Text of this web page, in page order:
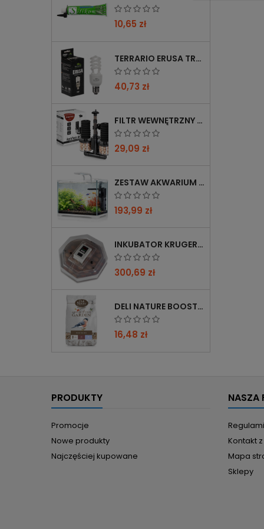
10,65 zł
TERRARIO ERUSA TROPICAL UVB 5.0 ŻARÓWKA SPIRALNA 13W - IDEALNA DO TROPIKALNYCH TERRARIÓW
40,73 zł
FILTR WEWNĘTRZNY GĄBKOWY KRUGER MEIER AEROTWIN BIO S Z BIOFILTRACJĄ
29,09 zł
ZESTAW AKWARIUM KRUGER MEIER SHRIMP!ONE PRO 50 25 L DLA KREWETEK
193,99 zł
INKUBATOR KRUGER MEIER PROLEXOR 60 NA 60 JAJ Z TERMOSTATEM
300,69 zł
DELI NATURE BOOSTER MIX 850G - PRZYCIĄGA PTAKI ZIMĄ, BOGATY W WITAMINY
16,48 zł
PRODUKTY
Promocje
Nowe produkty
Najczęściej kupowane
NASZA
Kontakt
Mapa
Sklepy